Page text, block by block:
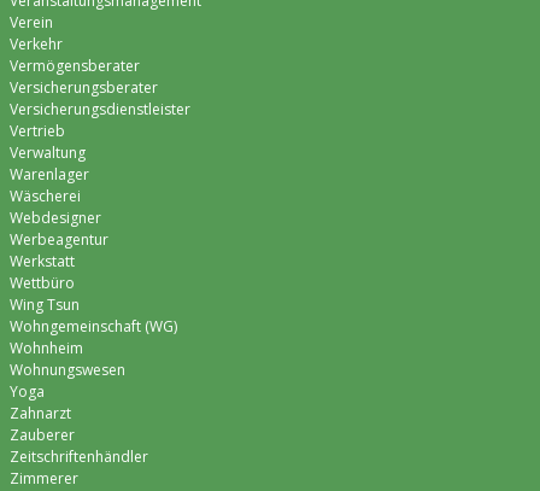
Verein
Verkehr
Vermögensberater
Versicherungsberater
Versicherungsdienstleister
Vertrieb
Verwaltung
Warenlager
Wäscherei
Webdesigner
Werbeagentur
Werkstatt
Wettbüro
Wing Tsun
Wohngemeinschaft (WG)
Wohnheim
Wohnungswesen
Yoga
Zahnarzt
Zauberer
Zeitschriftenhändler
Zimmerer